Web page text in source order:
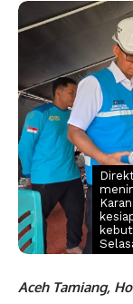
Aceh Tamiang,